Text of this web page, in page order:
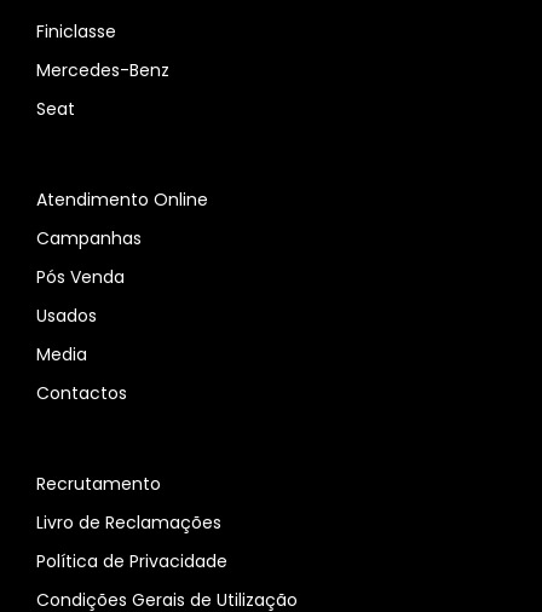
Finiclasse
Mercedes-Benz
Seat
Atendimento Online
Campanhas
Pós Venda
Usados
Media
Contactos
Recrutamento
Livro de Reclamações
Política de Privacidade
Condições Gerais de Utilização